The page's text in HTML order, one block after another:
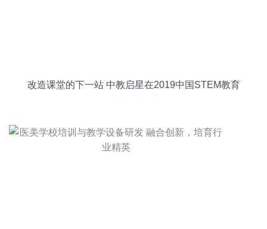
改造课堂的下一站 中教启星在2019中国STEM教育